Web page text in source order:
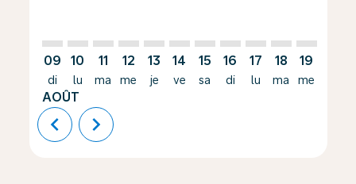
09
di
AOÛT
10
lu
11
ma
12
me
13
je
14
ve
15
sa
16
di
17
lu
18
ma
19
me
chevron_left chevron_right